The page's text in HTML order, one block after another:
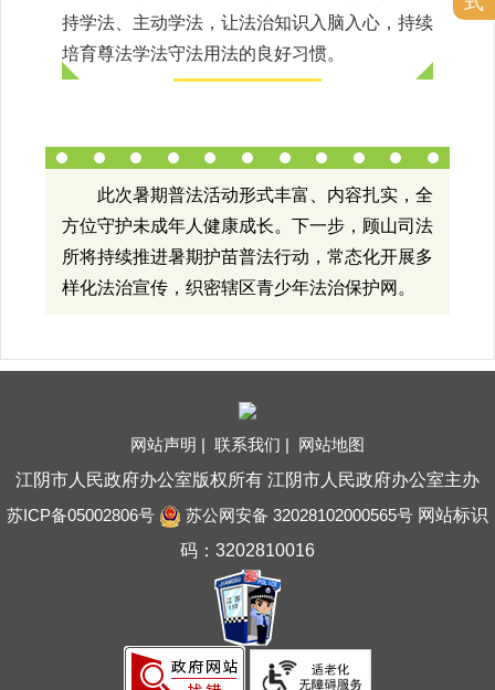
持学法、主动学法，让法治知识入脑入心，持续
培育尊法学法守法用法的良好习惯。
此次暑期普法活动形式丰富、内容扎实，全
方位守护未成年人健康成长。下一步，顾山司法
所将持续推进暑期护苗普法行动，常态化开展多
样化法治宣传，织密辖区青少年法治保护网。
网站声明 | 联系我们 | 网站地图
江阴市人民政府办公室版权所有 江阴市人民政府办公室主办
苏ICP备05002806号
苏公网安备 32028102000565号网站标识
码：3202810016